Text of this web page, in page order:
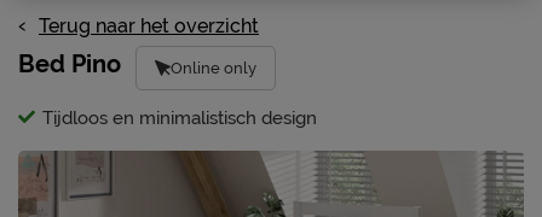
Terug naar het overzicht
Bed Pino Online only
Tijdloos en minimalistisch design